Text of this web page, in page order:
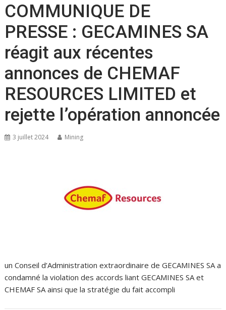
COMMUNIQUE DE
PRESSE : GECAMINES SA
réagit aux récentes
annonces de CHEMAF
RESOURCES LIMITED et
rejette l’opération annoncée
3 juillet 2024 Mining
un Conseil d’Administration extraordinaire de GECAMINES SA a
condamné la violation des accords liant GECAMINES SA et
CHEMAF SA ainsi que la stratégie du fait accompli